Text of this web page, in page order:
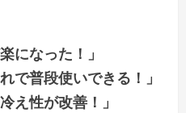
になった！」
で普段使いできる！」
え性が改善！」